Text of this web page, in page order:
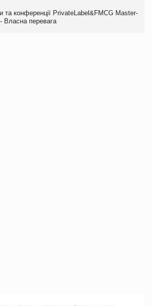
та конференції PrivateLabel&FMCG Master-
Власна перевага